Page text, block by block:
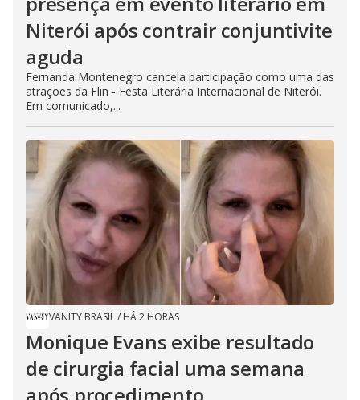
Niterói após contrair conjuntivite
aguda
Fernanda Montenegro cancela participação como uma das
atrações da Flin - Festa Literária Internacional de Niterói.
Em comunicado,...
VANITY BRASIL/ HÁ 2 HORAS
Monique Evans exibe resultado
de cirurgia facial uma semana